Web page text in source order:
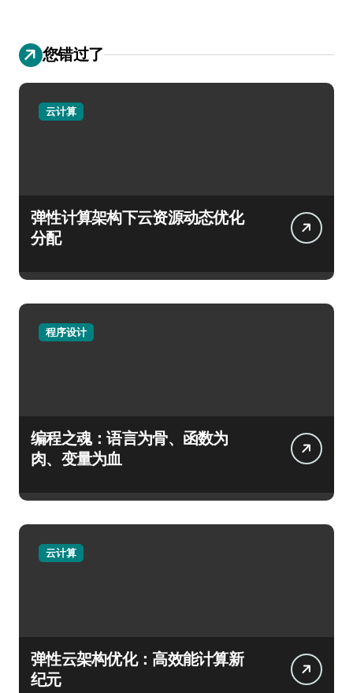
您错过了
云计算
弹性计算架构下云资源动态优化
分配
程序设计
编程之魂：语言为骨、函数为
肉、变量为血
云计算
弹性云架构优化：高效能计算新
纪元